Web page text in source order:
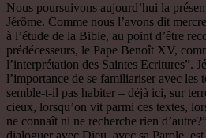
Nous poursuivons aujourd’hui la
Jérôme. Comme nous l’avons dit
à l’étude de la Bible, au point d’être
prédécesseurs, le Pape Benoît XV,
l’interprétation des Saintes Ecritures”.
l’importance de se familiariser avec
semble-t-il pas habiter – déjà ici, sur
cieux, lorsqu’on vit parmi ces textes,
ne connaît ni ne recherche rien